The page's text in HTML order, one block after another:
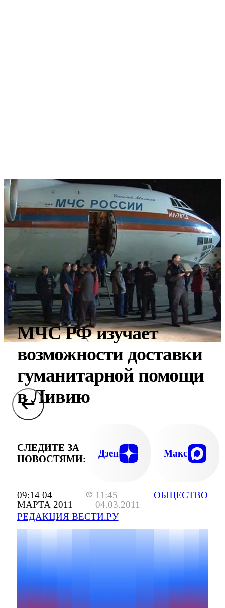
09:14 04
МАРТА 2011
11:45
04.03.2011
РЕДАКЦИЯ ВЕСТИ.РУ
ОБЩЕСТВО
МЧС РФ изучает
возможности доставки
гуманитарной помощи
в Ливию
СЛЕДИТЕ ЗА
НОВОСТЯМИ:
Дзен Макс